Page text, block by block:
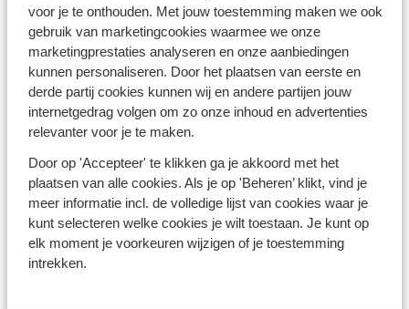
voor je te onthouden. Met jouw toestemming maken we ook
gebruik van marketingcookies waarmee we onze
marketingprestaties analyseren en onze aanbiedingen
kunnen personaliseren. Door het plaatsen van eerste en
derde partij cookies kunnen wij en andere partijen jouw
internetgedrag volgen om zo onze inhoud en advertenties
relevanter voor je te maken.
Door op 'Accepteer' te klikken ga je akkoord met het
plaatsen van alle cookies. Als je op 'Beheren’ klikt, vind je
meer informatie incl. de volledige lijst van cookies waar je
kunt selecteren welke cookies je wilt toestaan. Je kunt op
elk moment je voorkeuren wijzigen of je toestemming
intrekken.
Voordelen van vakantieparken
In een vakantieparken geniet je van alle gemakken van
thuis gecombineerd met de luxe en faciliteiten van een
resort. Of je nu op zoek bent naar avontuurlijke
activiteiten, ontspanning aan het strand, of quality
time met het gezin, de vakantieparken zijn geschikt
reis te gaan? Boek dan vandaag nog jouwlast minute
vakantiein een vakantiepark en maak je klaar voor een
vakantie vol plezier, ontspanning en onvergetelijke
herinneringen!